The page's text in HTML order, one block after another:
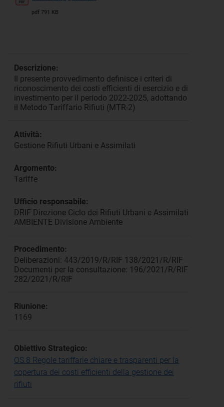
pdf 791 KB
Descrizione:
Il presente provvedimento definisce i criteri di
riconoscimento dei costi efficienti di esercizio e di
investimento per il periodo 2022-2025, adottando
il Metodo Tariffario Rifiuti (MTR-2)
Attività:
Gestione Rifiuti Urbani e Assimilati
Argomento:
Tariffe
Ufficio responsabile:
DRIF Direzione Ciclo dei Rifiuti Urbani e Assimilati
AMBIENTE Divisione Ambiente
Procedimento:
Deliberazioni: 443/2019/R/RIF 138/2021/R/RIF
Documenti per la consultazione: 196/2021/R/RIF
282/2021/R/RIF
Riunione:
1169
Obiettivo Strategico:
OS.8 Regole tariffarie chiare e trasparenti per la
copertura dei costi efficienti della gestione dei
rifiuti